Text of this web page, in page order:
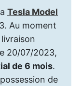
Tesla Model
Au moment
20/07/2023,
de 6 mois.
de